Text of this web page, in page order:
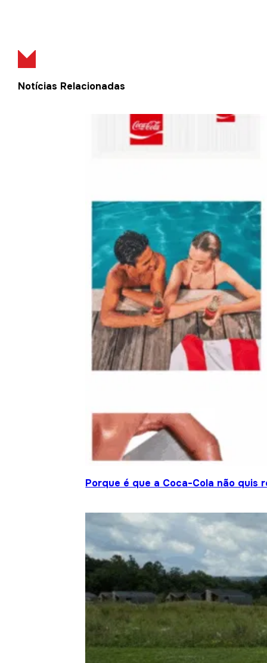
Notícias Relacionadas
Porque é que a Coca-Cola não quis